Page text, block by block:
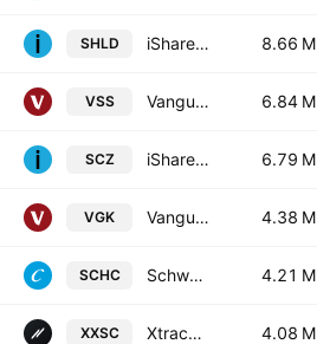
SHLD iShares Digital Security UCITS ETF 8.66 M
VSS Vanguard FTSE All-World ex-US Small-Cap ETF 6.84 M
SCZ iShares MSCI EAFE Small-Cap ETF 6.79 M
VGK Vanguard FTSE Europe ETF 4.38 M
SCHC Schwab International Small-Cap Equity ETF 4.21 M
XXSC Xtrackers MSCI Europe Small Cap UCITS ETF Capitalisation 1C 4.08 M